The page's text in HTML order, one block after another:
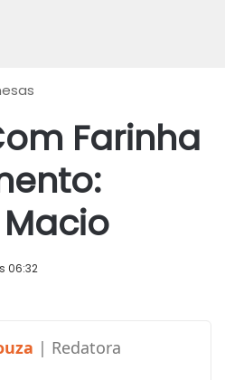
Farinha
Macio
06:32